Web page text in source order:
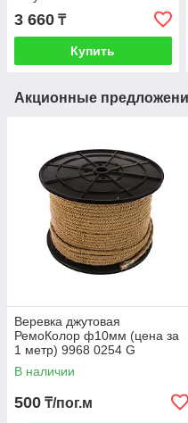
3 660 ₸
Купить
Акционные
Веревка джутовая
РемоКолор ф10мм (цена за
1 метр) 9968 0254 G
В наличии
500 ₸/пог.м